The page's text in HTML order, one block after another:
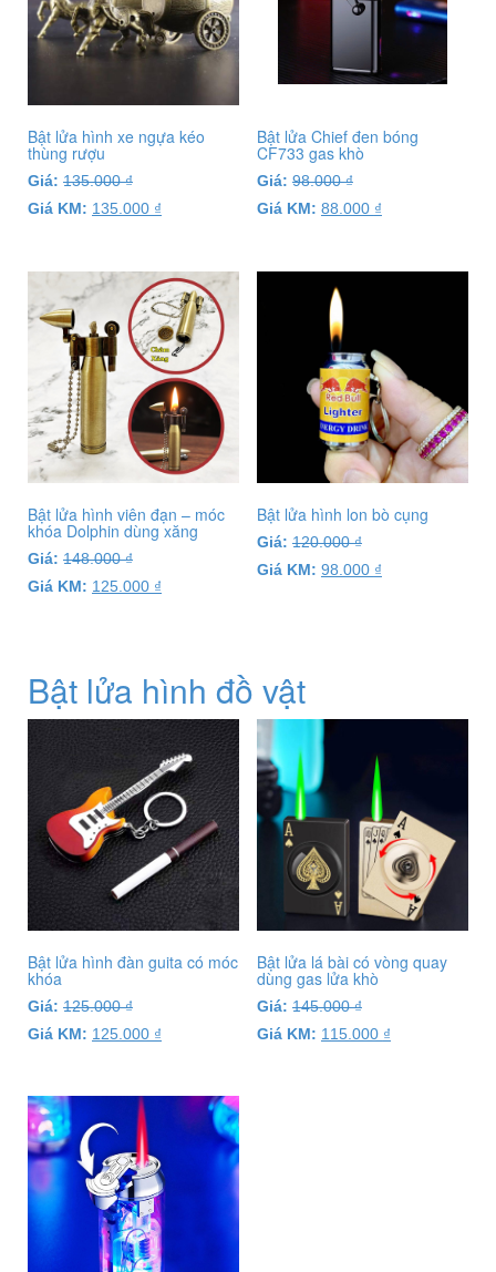
Bật lửa hình xe ngựa kéo
thùng rượu
Giá: 135.000₫
Giá KM: 135.000 ₫
Bật lửa Chief đen bóng
CF733 gas khò
Giá: 98.000₫
Giá KM: 88.000 ₫
Bật lửa hình viên đạn – móc
khóa Dolphin dùng xăng
Giá: 148.000₫
Giá KM: 125.000 ₫
Bật lửa hình lon bò cụng
Giá: 120.000₫
Giá KM: 98.000 ₫
Bật lửa hình đồ vật
Bật lửa hình đàn guita có móc
khóa
Giá: 125.000₫
Giá KM: 125.000 ₫
Bật lửa lá bài có vòng quay
dùng gas lửa khò
Giá: 145.000₫
Giá KM: 115.000 ₫